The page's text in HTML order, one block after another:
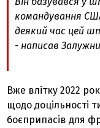
командування
деякий час цей
- написав
Вже влітку 2022
щодо доцільності
боєприпасів для